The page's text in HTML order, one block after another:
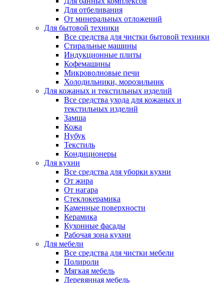
Для отбеливания
От минеральных отложений
Для бытовой техники
Все средства для чистки бытовой техники
Стиральные машины
Индукционные плиты
Кофемашины
Микроволновые печи
Холодильники, морозильник
Для кожаных и текстильных изделий
Все средства ухода для кожаных и
текстильных изделий
Замша
Кожа
Нубук
Текстиль
Кондиционеры
Для кухни
Все средства для уборки кухни
От жира
От нагара
Стеклокерамика
Каменные поверхности
Керамика
Кухонные фасады
Рабочая зона кухни
Для мебели
Все средства для чистки мебели
Полироли
Мягкая мебель
Деревянная мебель